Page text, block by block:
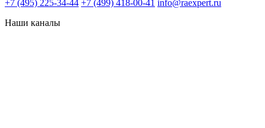
+7 (495) 225-34-44 +7 (499) 418-00-41 info@raexpert.ru
Наши каналы